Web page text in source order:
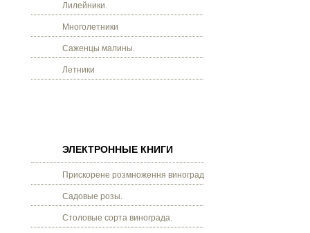
Лилейники.
Многолетники
Саженцы малины.
Летники
ЭЛЕКТРОННЫЕ КНИГИ
Прискорене розмноження винограду.
Садовые розы.
Столовые сорта винограда.